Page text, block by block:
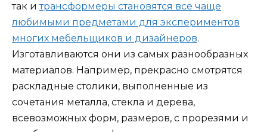
так итрансформеры становятся все чаще
любимыми предметами для экспериментов
многих мебельщиков и дизайнеров.
Изготавливаются они из самых разнообразных
материалов. Например, прекрасно смотрятся
раскладные столики, выполненные из
сочетания металла, стекла и дерева,
всевозможных форм, размеров, с прорезями и